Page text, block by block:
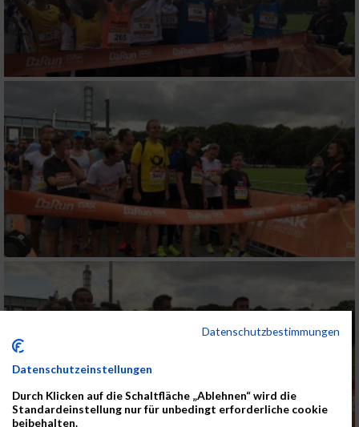
Datenschutzbestimmungen
Datenschutzeinstellungen
Durch Klicken auf die Schaltfläche „Ablehnen“ wird die
Standardeinstellung nur für unbedingt erforderliche cookie
beibehalten.